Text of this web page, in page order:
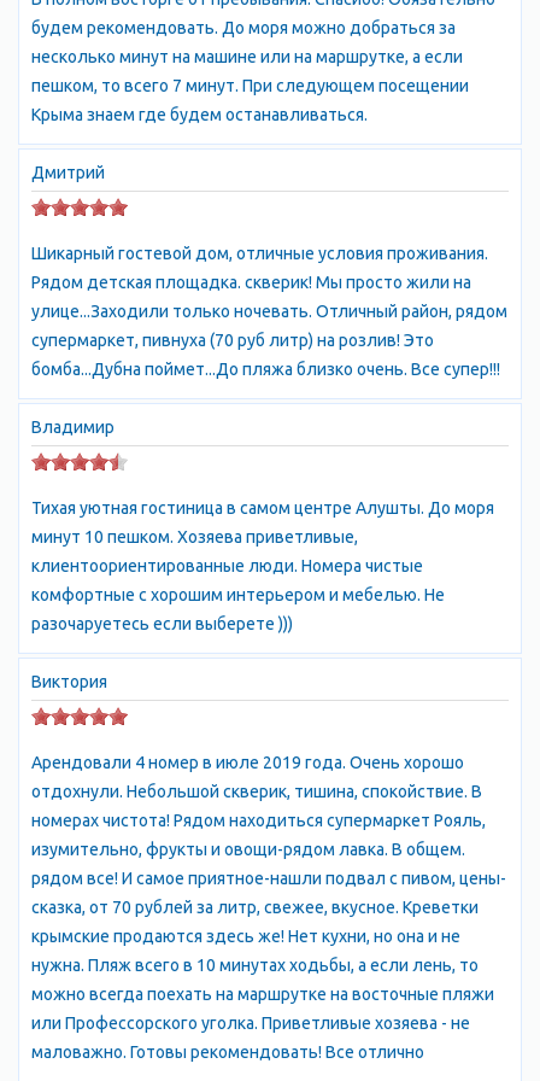
другое. Алушта также славится своими пляжами, которые
являются одними из лучших на крымском побережье. Здесь
можно насладиться теплым морем, солнцем и чистым
воздухом. Пляжи Алушты отличаются своим разнообразием:
от галечных до песчаных, от диких до оборудованных всем
необходимым для комфортного отдыха. В целом, Алушта
является прекрасным местом для отдыха и развлечений.
Здесь есть все необходимое для того, чтобы провести время
с удовольствием и насладиться красотами Крыма.
будем рекомендовать. До моря можно добраться за
несколько минут на машине или на маршрутке, а если
пешком, то всего 7 минут. При следующем посещении
Крыма знаем где будем останавливаться.
Дмитрий
Шикарный гостевой дом, отличные условия проживания.
Рядом детская площадка. скверик! Мы просто жили на
улице...Заходили только ночевать. Отличный район, рядом
супермаркет, пивнуха (70 руб литр) на розлив! Это
бомба...Дубна поймет...До пляжа близко очень. Все супер!!!
Владимир
Тихая уютная гостиница в самом центре Алушты. До моря
минут 10 пешком. Хозяева приветливые,
клиентоориентированные люди. Номера чистые
комфортные с хорошим интерьером и мебелью. Не
разочаруетесь если выберете )))
Виктория
Арендовали 4 номер в июле 2019 года. Очень хорошо
отдохнули. Небольшой скверик, тишина, спокойствие. В
номерах чистота! Рядом находиться супермаркет Рояль,
изумительно, фрукты и овощи-рядом лавка. В общем.
рядом все! И самое приятное-нашли подвал с пивом, цены-
сказка, от 70 рублей за литр, свежее, вкусное. Креветки
крымские продаются здесь же! Нет кухни, но она и не
нужна. Пляж всего в 10 минутах ходьбы, а если лень, то
можно всегда поехать на маршрутке на восточные пляжи
или Профессорского уголка. Приветливые хозяева - не
маловажно. Готовы рекомендовать! Все отлично